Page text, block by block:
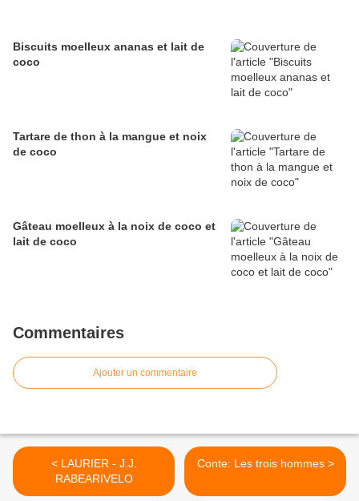
Biscuits moelleux ananas et lait de
coco
Tartare de thon à la mangue et noix
de coco
Gâteau moelleux à la noix de coco et
lait de coco
Commentaires
Ajouter un commentaire
< LAURIER - J.J.
RABEARIVELO
Conte: Les trois hommes >